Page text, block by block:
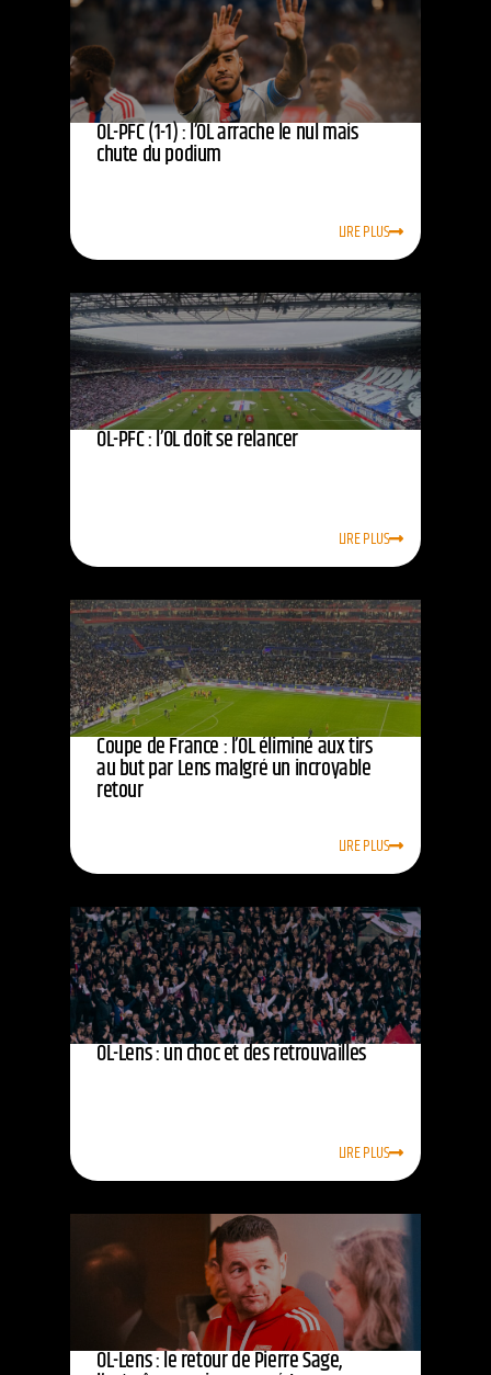
OL-PFC (1-1) : l’OL arrache le nul mais
chute du podium
LIRE PLUS
OL-PFC : l’OL doit se relancer
LIRE PLUS
Coupe de France : l’OL éliminé aux tirs
au but par Lens malgré un incroyable
retour
LIRE PLUS
OL-Lens : un choc et des retrouvailles
LIRE PLUS
OL-Lens : le retour de Pierre Sage,